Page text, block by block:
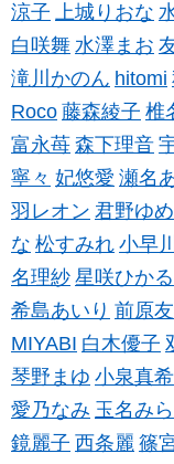
涼子 上城りおな
白咲舞 水澤まお
滝川かのん hitomi
Roco 藤森綾子 椎
富永苺 森下理音
寧々 妃悠愛 瀬名
羽レオン 君野ゆめ
な 松すみれ 小早
名理紗 星咲ひかる
希島あいり 前原
MIYABI 白木優子
琴野まゆ 小泉真希
愛乃なみ 玉名みら
鏡麗子 西条麗 篠